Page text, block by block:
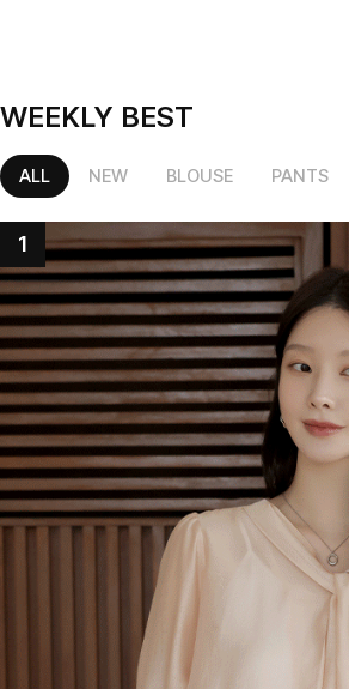
WEEKLY BEST
ALL NEW BLOUSE PANTS